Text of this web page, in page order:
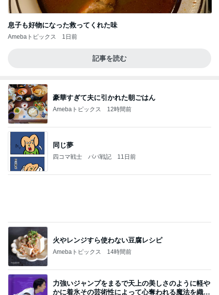
息子も好物になった救ってくれた味
Amebaトピックス 1日前
記事を読む
豪華すぎて夫に引かれた朝ごはん
Amebaトピックス 12時間前
同じ夢
四コマ戦士 パパ戦記 11日前
力強いジャンプをまるで天上の美しさのように軽や
かに着氷その芸術性によって心奪われる魔法を織り
なす
フィギュアスケート応援（くまはともだち）
好きすぎるお茶と甘過ぎないタルト